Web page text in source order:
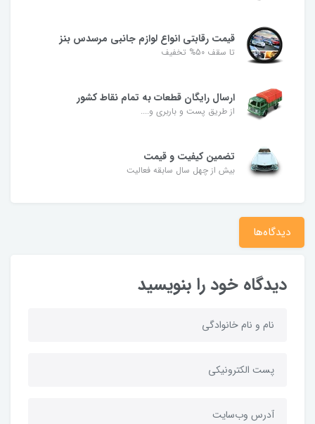
قیمت رقابتی انواع لوازم جانبی مرسدس بنز
تا سقف 50% تخفیف
ارسال رایگان قطعات به تمام نقاط کشور
از طریق پست و باربری و....
تضمین کیفیت و قیمت
بیش از چهل سال سابقه فعالیت
دیدگاه‌ها
دیدگاه خود را بنویسید